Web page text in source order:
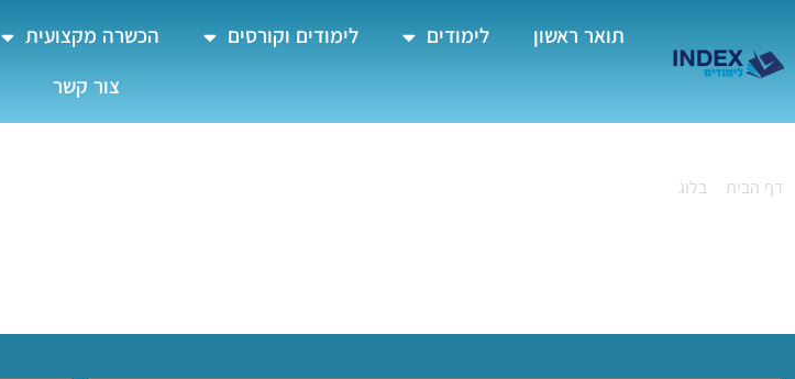
תואר ראשון לימודים לימודים וקורסים הכשרה מקצועית
צור קשר
דף הבית בלוג